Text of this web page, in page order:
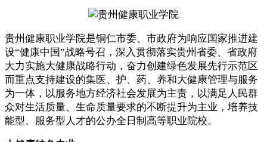
贵州健康职业学院是铜仁市委、市政府为响应国家推进建
设“健康中国”战略号召，深入贯彻落实贵州省委、省政府
大力实施大健康战略行动，奋力创建绿色发展先行示范区
而重点支持建设的集医、护、药、养和大健康管理与服务
为一体，以服务地方经济社会发展为主责，以满足人民群
众对生活质量、生命质量要求的不断提升为主业，培养技
能型、服务型人才的公办全日制高等职业院校。